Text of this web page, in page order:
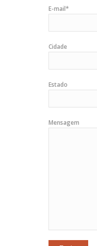
E-mail*
Cidade
Estado
Mensagem